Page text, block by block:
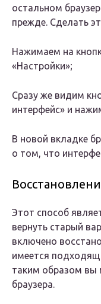
остальном
прежде. Сделать
Нажимаем на
«Настройки»;
Сразу же видим
интерфейс» и
В новой вкладке
о том, что
Этот способ
вернуть старый
включено
имеется
таким образом вы
браузера.